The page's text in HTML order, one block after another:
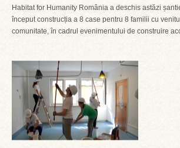
Habitat for Humanity România a deschis astăzi
început construcția a 8 case pentru 8 familii cu
comunitate, în cadrul evenimentului de construire